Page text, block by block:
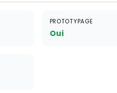
PROTOTYPAGE
Oui